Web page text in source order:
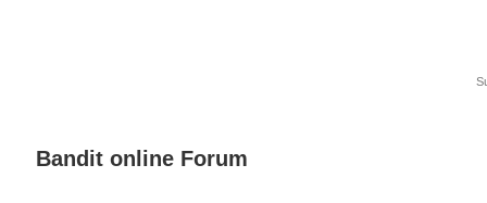
Bandit online Forum